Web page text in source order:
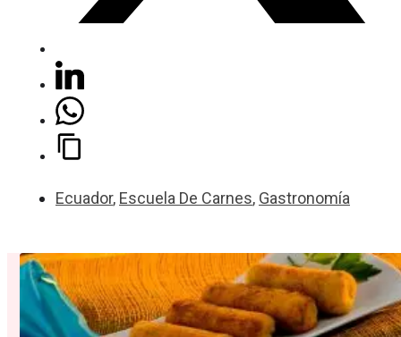
Ecuador, Escuela De Carnes, Gastronomía